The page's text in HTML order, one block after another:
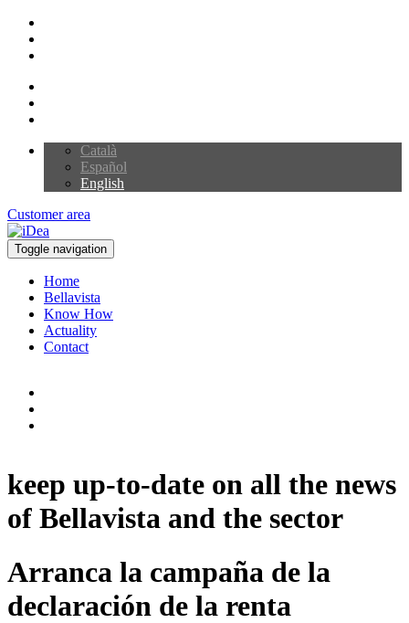
Català
Español
English
Customer area
Toggle navigation
Home
Bellavista
Know How
Actuality
Contact
keep up-to-date on all the news
of Bellavista and the sector
Arranca la campaña de la
declaración de la renta